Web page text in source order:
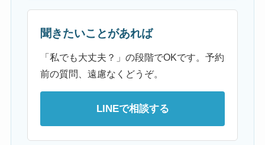
聞きたいことがあれば
「私でも大丈夫？」の段階でOKです。予約
前の質問、遠慮なくどうぞ。
LINEで相談する